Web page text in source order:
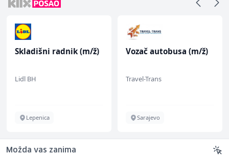
Skladišni radnik (m/ž)
Lidl BH
Lepenica
Vozač autobusa (m/ž)
Travel-Trans
Sarajevo
Možda vas zanima